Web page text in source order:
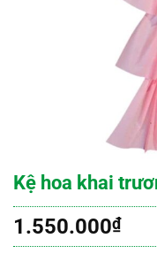
Kệ hoa khai
1.550.000₫